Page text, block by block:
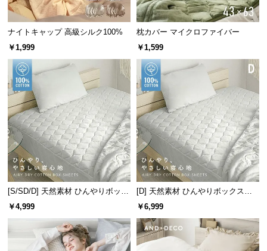
約
に
つ
い
て
お
客
様
サ
ポ
ー
ト
お
ナイトキャップ 高級シルク100%
￥1,999
枕カバー マイクロファイバー
￥1,599
[S/SD/D] 天然素材 ひんやりボック
スシーツ 綿100% 洗える
￥4,999
[D] 天然素材 ひんやりボックスシ
ーツ 綿100% 洗える
￥6,999